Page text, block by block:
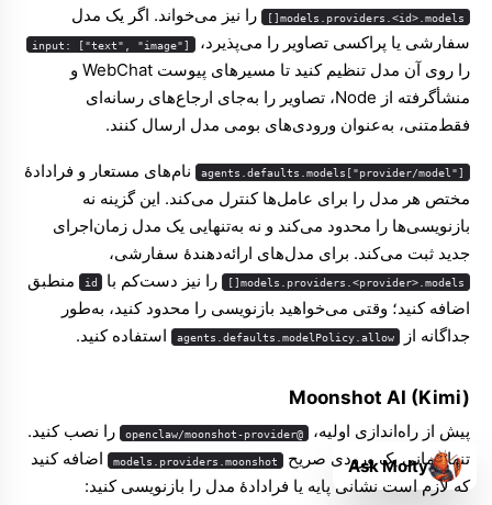
models.providers.<id>.models[]
را نیز می‌خواند. اگر یک مدل
سفارشی یا پراکسی تصاویر را می‌پذیرد،
input: ["text", "image"]
را روی آن مدل تنظیم کنید تا مسیرهای پیوست WebChat و
منشأگرفته از Node، تصاویر را به‌جای ارجاع‌های رسانه‌ای
فقط‌متنی، به‌عنوان ورودی‌های بومی مدل ارسال کنند.
agents.defaults.models["provider/model"] نام‌های مستعار و فرادادهٔ
مختص هر مدل را برای عامل‌ها کنترل می‌کند. این گزینه نه
بازنویسی‌ها را محدود می‌کند و نه به‌تنهایی یک مدل زمان‌اجرای
جدید ثبت می‌کند. برای مدل‌های ارائه‌دهندهٔ سفارشی،
models.providers.<provider>.models[] را نیز دست‌کم با id
منطبق
اضافه کنید؛ وقتی می‌خواهید بازنویسی را محدود کنید، به‌طور
جداگانه از
agents.defaults.modelPolicy.allow استفاده کنید.
Moonshot AI (Kimi)
پیش از راه‌اندازی اولیه، @openclaw/moonshot-provider
را نصب کنید.
تنها زمانی یک ورودی صریح
models.providers.moonshot اضافه کنید
که لازم است نشانی پایه یا فرادادهٔ مدل را بازنویسی کنید:
Ask Molty